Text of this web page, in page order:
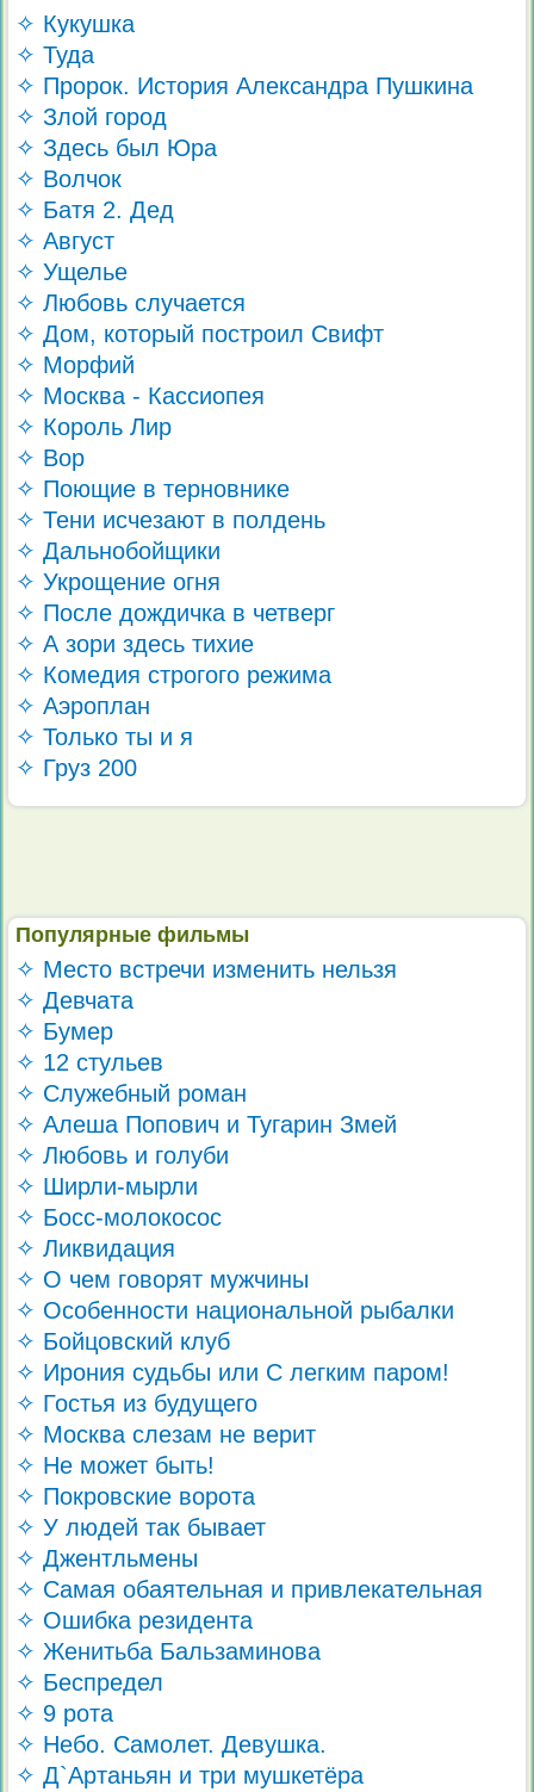
✧ Кукушка
✧ Туда
✧ Пророк. История Александра Пушкина
✧ Злой город
✧ Здесь был Юра
✧ Волчок
✧ Батя 2. Дед
✧ Август
✧ Ущелье
✧ Любовь случается
✧ Дом, который построил Свифт
✧ Морфий
✧ Москва - Кассиопея
✧ Король Лир
✧ Вор
✧ Поющие в терновнике
✧ Тени исчезают в полдень
✧ Дальнобойщики
✧ Укрощение огня
✧ После дождичка в четверг
✧ А зори здесь тихие
✧ Комедия строгого режима
✧ Аэроплан
✧ Только ты и я
✧ Груз 200
Популярные фильмы
✧ Место встречи изменить нельзя
✧ Девчата
✧ Бумер
✧ 12 стульев
✧ Служебный роман
✧ Алеша Попович и Тугарин Змей
✧ Любовь и голуби
✧ Ширли-мырли
✧ Босс-молокосос
✧ Ликвидация
✧ О чем говорят мужчины
✧ Особенности национальной рыбалки
✧ Бойцовский клуб
✧ Ирония судьбы или С легким паром!
✧ Гостья из будущего
✧ Москва слезам не верит
✧ Не может быть!
✧ Покровские ворота
✧ У людей так бывает
✧ Джентльмены
✧ Самая обаятельная и привлекательная
✧ Ошибка резидента
✧ Женитьба Бальзаминова
✧ Беспредел
✧ 9 рота
✧ Небо. Самолет. Девушка.
✧ Д`Артаньян и три мушкетёра